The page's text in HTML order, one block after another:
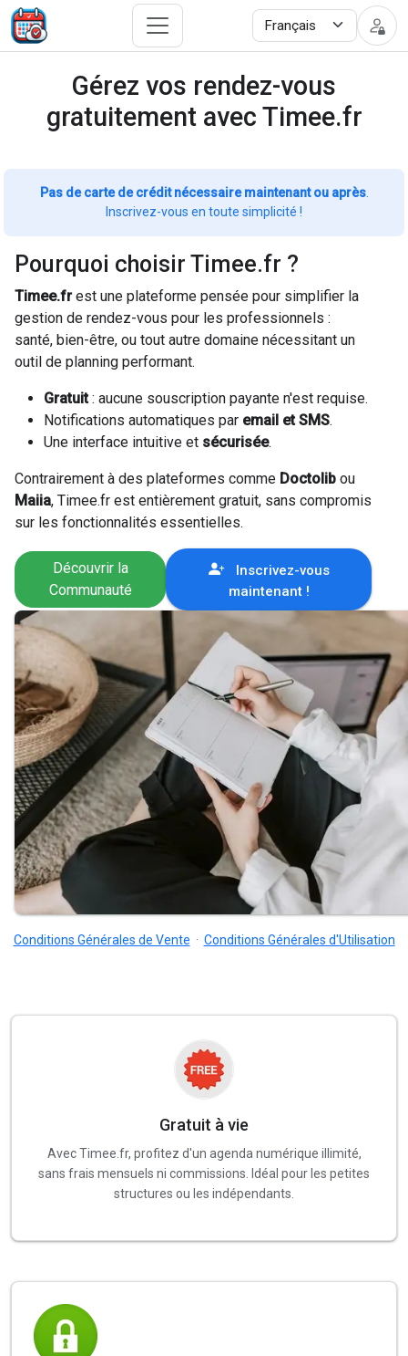
Gérez vos rendez-vous
gratuitement avec Timee.fr
Pas de carte de crédit nécessaire maintenant ou après.
Inscrivez-vous en toute simplicité !
Pourquoi choisir Timee.fr ?
Timee.frest une plateforme pensée pour simplifier la
gestion de rendez-vous pour les professionnels :
santé, bien-être, ou tout autre domaine nécessitant un
outil de planning performant.
Gratuit: aucune souscription payante n'est requise.
Notifications automatiques par email et SMS.
Une interface intuitive et sécurisée.
Contrairement à des plateformes comme Doctolib ou
Maiia, Timee.fr est entièrement gratuit, sans compromis
sur les fonctionnalités essentielles.
Découvrir la
Communauté
Inscrivez-vous
maintenant !
Conditions Générales de Vente · Conditions Générales d'Utilisation
Gratuit à vie
Avec Timee.fr, profitez d'un agenda numérique illimité,
sans frais mensuels ni commissions. Idéal pour les petites
structures ou les indépendants.